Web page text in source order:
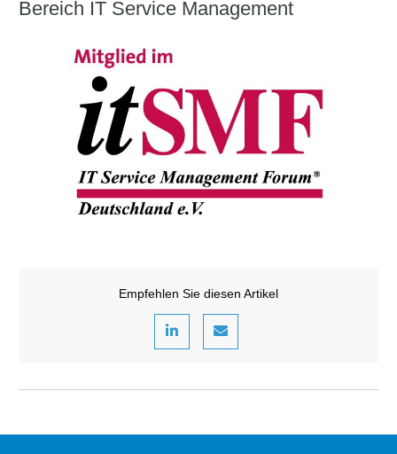
Bereich IT Service Management
Empfehlen Sie diesen Artikel